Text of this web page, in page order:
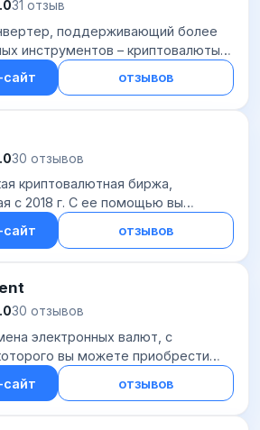
31 отзыв
поддерживающий более
инструментов – криптовалюты
DOGE и др.), электронные
ЮMoney и пр.), средства
отзывов
30 отзывов
криптовалютная биржа,
с 2018 г. С ее помощью вы
торговлю
контрактами и спотовыми
отзывов
30 отзывов
электронных валют, с
вы можете приобрести
криптовалюту и
валюты. OneMoment работает с
отзывов